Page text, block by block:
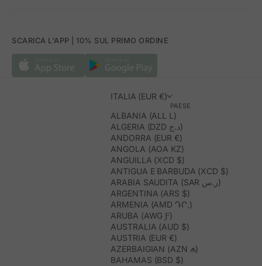
SCARICA L'APP | 10% SUL PRIMO ORDINE
ITALIA (EUR €)
PAESE
ALBANIA (ALL L)
ALGERIA (DZD د.ج)
ANDORRA (EUR €)
ANGOLA (AOA KZ)
ANGUILLA (XCD $)
ANTIGUA E BARBUDA (XCD $)
ARABIA SAUDITA (SAR ر.س)
ARGENTINA (ARS $)
ARMENIA (AMD ԴՐ.)
ARUBA (AWG Ƒ)
AUSTRALIA (AUD $)
AUSTRIA (EUR €)
AZERBAIGIAN (AZN ₼)
BAHAMAS (BSD $)